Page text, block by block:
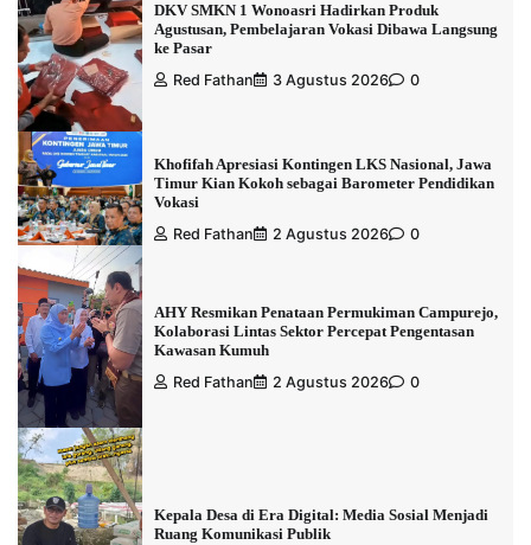
DKV SMKN 1 Wonoasri Hadirkan Produk
Agustusan, Pembelajaran Vokasi Dibawa Langsung
ke Pasar
Red Fathan
3 Agustus 2026 0
Khofifah Apresiasi Kontingen LKS Nasional, Jawa
Timur Kian Kokoh sebagai Barometer Pendidikan
Vokasi
Red Fathan
2 Agustus 2026 0
AHY Resmikan Penataan Permukiman Campurejo,
Kolaborasi Lintas Sektor Percepat Pengentasan
Kawasan Kumuh
Red Fathan
2 Agustus 2026 0
Kepala Desa di Era Digital: Media Sosial Menjadi
Ruang Komunikasi Publik